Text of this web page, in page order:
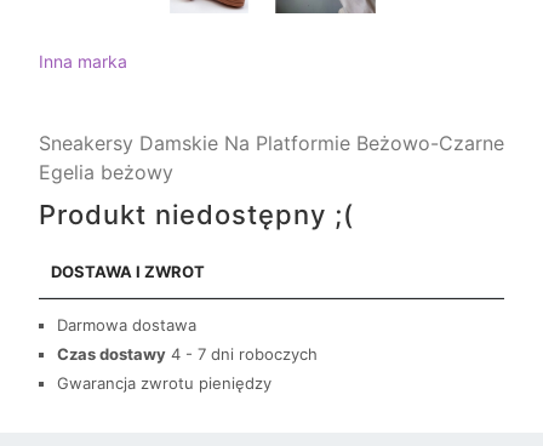
Inna marka
Sneakersy Damskie Na Platformie Beżowo-Czarne
Egelia beżowy
Produkt niedostępny ;(
DOSTAWA I ZWROT
Darmowa dostawa
Czas dostawy 4 - 7 dni roboczych
Gwarancja zwrotu pieniędzy